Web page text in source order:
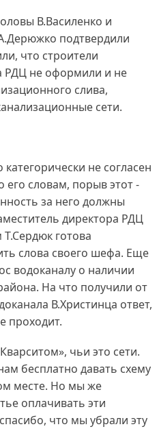
В.Василенко и
подтвердили
что строители
РДЦ не оформили и не
слива,
сети.
не согласен
словам, порыв этот -
за него должны
директора РДЦ
готова
слова своего шефа. Еще
водоканалу о наличии
На что получили от
В.Христинца ответ,
проходит.
чьи это сети.
бесплатно давать схему
месте. Но мы же
оплачивать эти
что мы убрали эту